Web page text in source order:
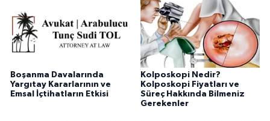
Boşanma Davalarında
Yargıtay Kararlarının ve
Emsal İçtihatların Etkisi
Kolposkopi Nedir?
Kolposkopi Fiyatları ve
Süreç Hakkında Bilmeniz
Gerekenler